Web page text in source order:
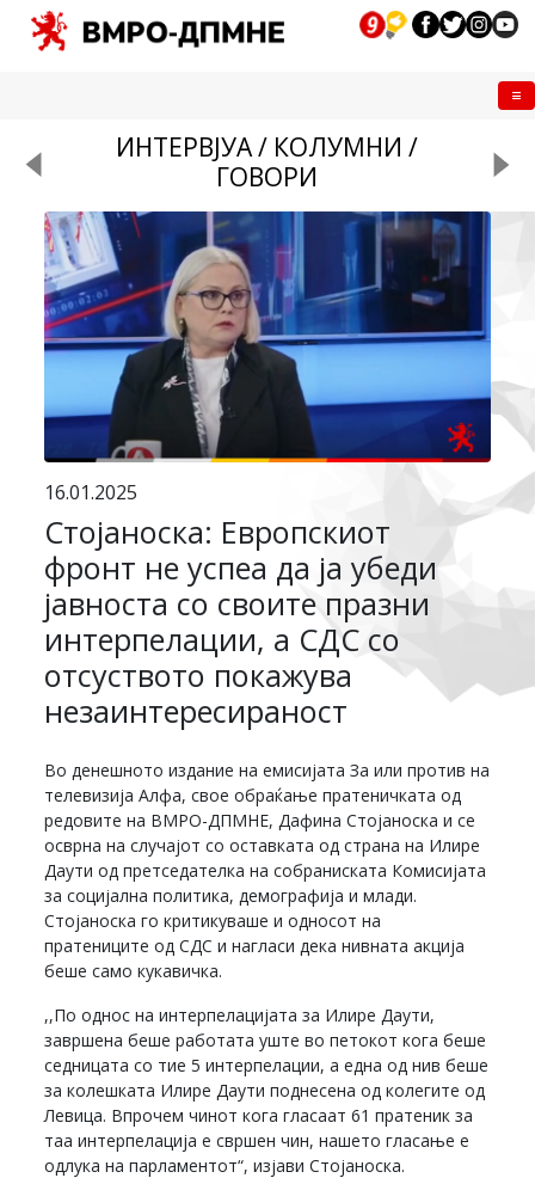
ИНТЕРВЈУА / КОЛУМНИ /
ГОВОРИ
16.01.2025
Стојаноска: Европскиот
фронт не успеа да ја убеди
јавноста со своите празни
интерпелации, а СДС со
отсуството покажува
незаинтересираност
Во денешното издание на емисијата За или против на
телевизија Алфа, свое обраќање пратеничката од
редовите на ВМРО-ДПМНЕ, Дафина Стојаноска и се
осврна на случајот со оставката од страна на Илире
Даути од претседателка на собраниската Комисијата
за социјална политика, демографија и млади.
Стојаноска го критикуваше и односот на
пратениците од СДС и нагласи дека нивната акција
беше само кукавичка.
,,По однос на интерпелацијата за Илире Даути,
завршена беше работата уште во петокот кога беше
седницата со тие 5 интерпелации, а една од нив беше
за колешката Илире Даути поднесена од колегите од
Левица. Впрочем чинот кога гласаат 61 пратеник за
таа интерпелација е свршен чин, нашето гласање е
одлука на парламентот“, изјави Стојаноска.